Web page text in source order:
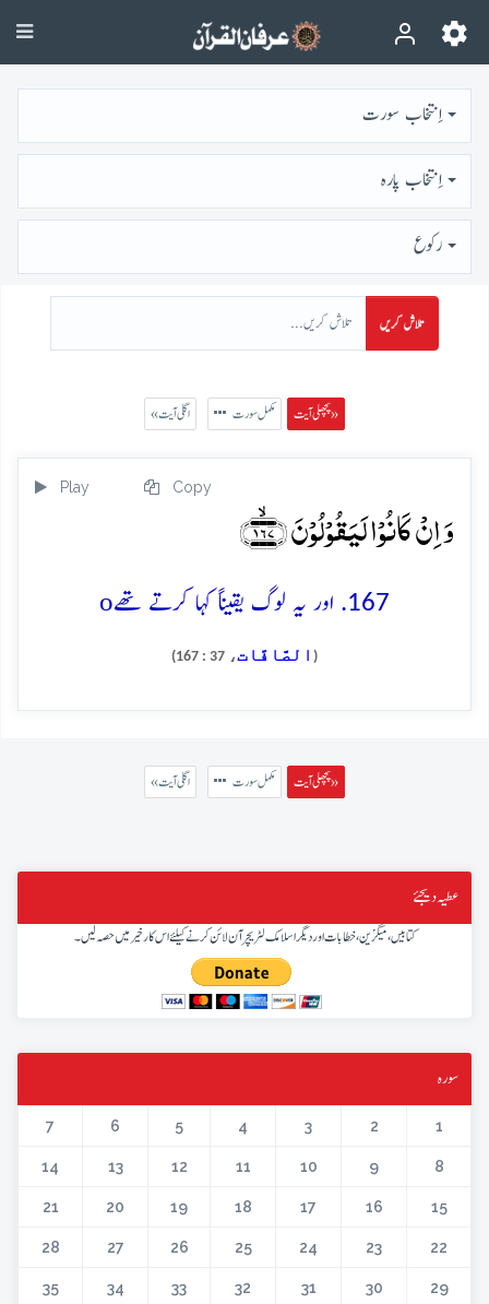
اِنتخاب سورت
اِنتخاب پارہ
رُكوع
تلاش کریں
پچھلی آیت » مکمل سورت « اگلی آیت
Play Copy
وَ اِنۡ کَانُوۡا لَیَقُوۡلُوۡنَ ﴿۱۶۷﴾ۙ
167. اور یہ لوگ یقیناً کہا کرتے تھے o
( الصَّافَّات، 37 : 167)
پچھلی آیت » مکمل سورت « اگلی آیت
عطیہ دیجئے
کتابیں، میگزین، خطابات اور دیگر اسلامک لٹریچر آن لائن کرنے کیلئے اس کار خیر میں حصہ لیں۔
سورہ
1
2
3
4
5
6
7
8
9
10
11
12
13
14
15
16
17
18
19
20
21
22
23
24
25
26
27
28
29
30
31
32
33
34
35